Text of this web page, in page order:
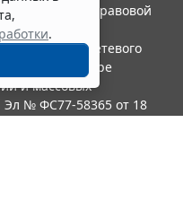
.
ассоциации правовой
в качестве сетевого
надзору в сфере
и массовых
Эл № ФС77-58365 от 18